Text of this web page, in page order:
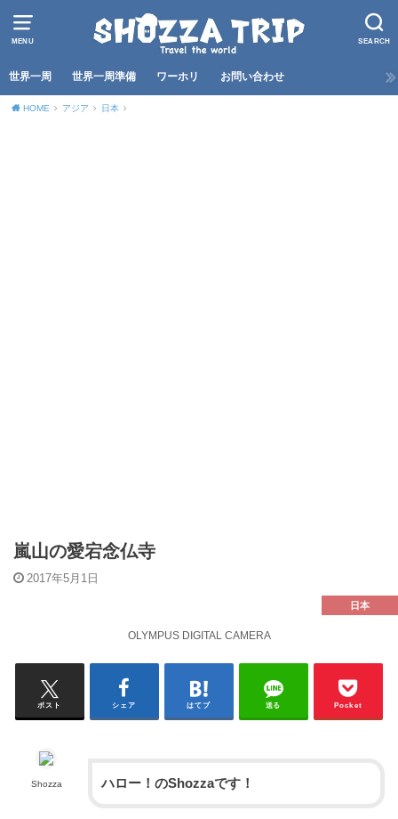
MENU SEARCH
世界一周 世界一周準備 ワーホリ お問い合わせ
HOME アジア 日本
嵐山の愛宕念仏寺
2017年5月1日
OLYMPUS DIGITAL CAMERA
日本
ポスト シェア はてブ 送る Pocket
Shozza ハロー！のShozzaです！